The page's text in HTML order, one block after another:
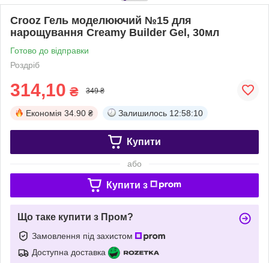
Crooz Гель моделюючий №15 для
нарощування Creamy Builder Gel, 30мл
Готово до відправки
Роздріб
314,10 ₴ 349 ₴
Економія 34.90 ₴ Залишилось 12:58:10
Купити
або
Купити з
Що таке купити з Пром?
Замовлення під захистом
Доступна доставка